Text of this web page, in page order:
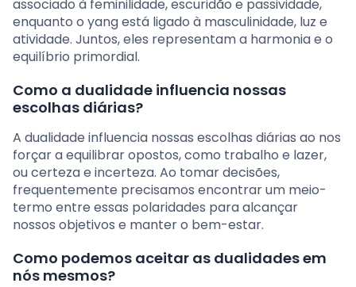
associado à feminilidade, escuridão e passividade,
enquanto o yang está ligado à masculinidade, luz e
atividade. Juntos, eles representam a harmonia e o
equilíbrio primordial.
Como a dualidade influencia nossas
escolhas diárias?
A dualidade influencia nossas escolhas diárias ao nos
forçar a equilibrar opostos, como trabalho e lazer,
ou certeza e incerteza. Ao tomar decisões,
frequentemente precisamos encontrar um meio-
termo entre essas polaridades para alcançar
nossos objetivos e manter o bem-estar.
Como podemos aceitar as dualidades em
nós mesmos?